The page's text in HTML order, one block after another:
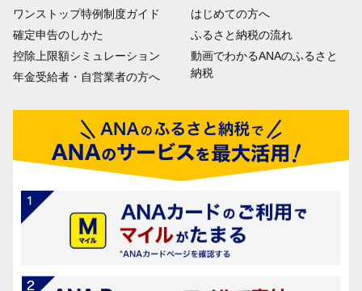
ワンストップ特例制度ガイド
確定申告のしかた
控除上限額シミュレーション
年金受給者・自営業者の方へ
はじめての方へ
ふるさと納税の流れ
動画でわかるANAのふるさと
納税